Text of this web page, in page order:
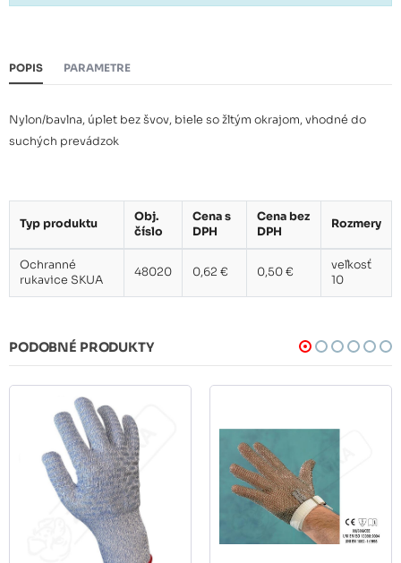
POPIS PARAMETRE
Nylon/bavlna, úplet bez švov, biele so žltým okrajom, vhodné do
suchých prevádzok
Typ produktu
Obj.
číslo
Cena s
DPH
Cena bez
DPH
Rozmery
Ochranné
rukavice SKUA
48020 0,62 € 0,50 €
veľkosť
10
PODOBNÉ PRODUKTY